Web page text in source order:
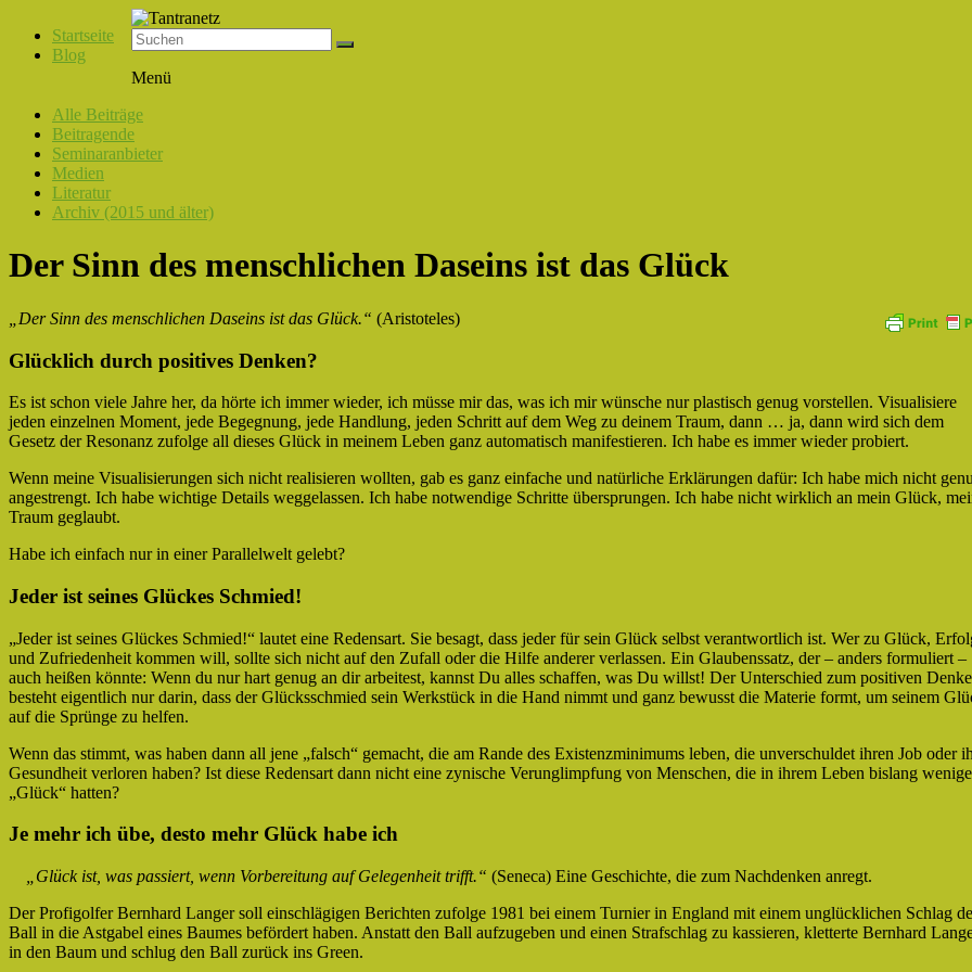
Startseite
Blog
Tantranetz
Liebe,
Eros
Tantra
Menü
Alle Beiträge
Beitragende
Seminaranbieter
Medien
Literatur
Archiv (2015 und älter)
Der Sinn des menschlichen Daseins ist das Glück
„Der Sinn des menschlichen Daseins ist das Glück.“ (Aristoteles)
Glücklich durch positives Denken?
Es ist schon viele Jahre her, da hörte ich immer wieder, ich müsse mir das, was ich mir wünsche nur plastisch genug vorstellen. Visualisiere
jeden einzelnen Moment, jede Begegnung, jede Handlung, jeden Schritt auf dem Weg zu deinem Traum, dann … ja, dann wird sich dem
Gesetz der Resonanz zufolge all dieses Glück in meinem Leben ganz automatisch manifestieren. Ich habe es immer wieder probiert.
Wenn meine Visualisierungen sich nicht realisieren wollten, gab es ganz einfache und natürliche Erklärungen dafür: Ich habe mich nicht
angestrengt. Ich habe wichtige Details weggelassen. Ich habe notwendige Schritte übersprungen. Ich habe nicht wirklich an mein Glück,
Traum geglaubt.
Habe ich einfach nur in einer Parallelwelt gelebt?
Jeder ist seines Glückes Schmied!
„Jeder ist seines Glückes Schmied!“ lautet eine Redensart. Sie besagt, dass jeder für sein Glück selbst verantwortlich ist. Wer zu Glück,
und Zufriedenheit kommen will, sollte sich nicht auf den Zufall oder die Hilfe anderer verlassen. Ein Glaubenssatz, der – anders formuliert –
auch heißen könnte: Wenn du nur hart genug an dir arbeitest, kannst Du alles schaffen, was Du willst! Der Unterschied zum positiven
besteht eigentlich nur darin, dass der Glücksschmied sein Werkstück in die Hand nimmt und ganz bewusst die Materie formt, um seinem
auf die Sprünge zu helfen.
Wenn das stimmt, was haben dann all jene „falsch“ gemacht, die am Rande des Existenzminimums leben, die unverschuldet ihren Job oder
Gesundheit verloren haben? Ist diese Redensart dann nicht eine zynische Verunglimpfung von Menschen, die in ihrem Leben bislang
„Glück“ hatten?
Je mehr ich übe, desto mehr Glück habe ich
„Glück ist, was passiert, wenn Vorbereitung auf Gelegenheit trifft.“ (Seneca) Eine Geschichte, die zum Nachdenken anregt.
Der Profigolfer Bernhard Langer soll einschlägigen Berichten zufolge 1981 bei einem Turnier in England mit einem unglücklichen Schlag
Ball in die Astgabel eines Baumes befördert haben. Anstatt den Ball aufzugeben und einen Strafschlag zu kassieren, kletterte Bernhard
in den Baum und schlug den Ball zurück ins Green.